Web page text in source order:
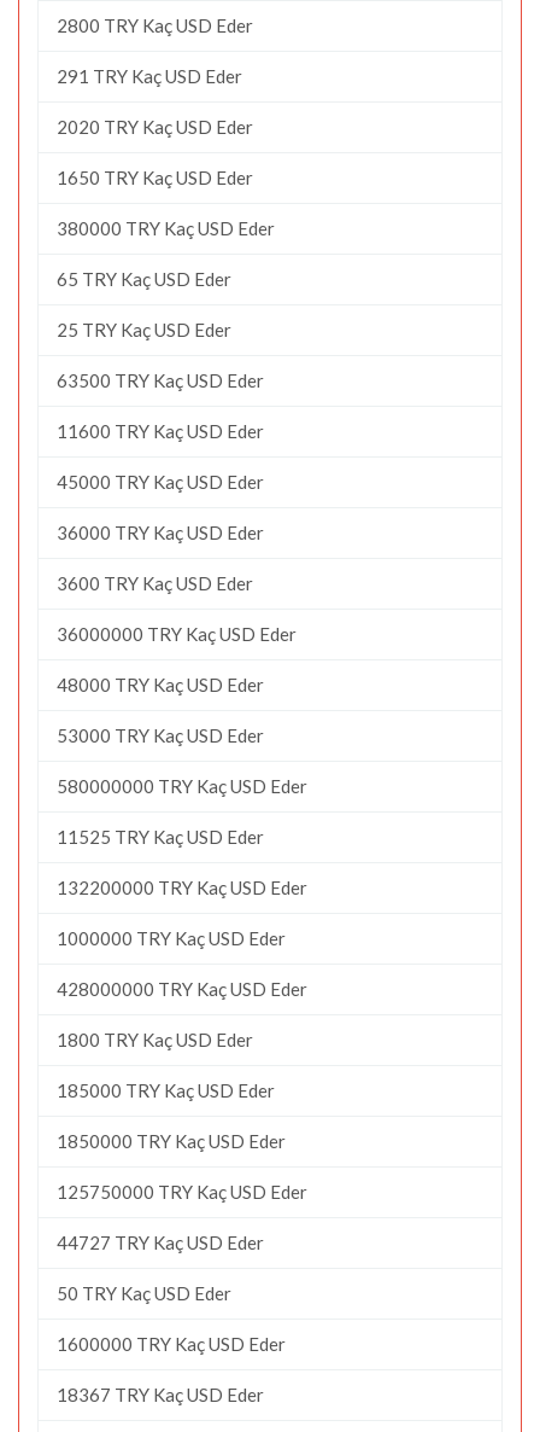
2800 TRY Kaç USD Eder
291 TRY Kaç USD Eder
2020 TRY Kaç USD Eder
1650 TRY Kaç USD Eder
380000 TRY Kaç USD Eder
65 TRY Kaç USD Eder
25 TRY Kaç USD Eder
63500 TRY Kaç USD Eder
11600 TRY Kaç USD Eder
45000 TRY Kaç USD Eder
36000 TRY Kaç USD Eder
3600 TRY Kaç USD Eder
36000000 TRY Kaç USD Eder
48000 TRY Kaç USD Eder
53000 TRY Kaç USD Eder
580000000 TRY Kaç USD Eder
11525 TRY Kaç USD Eder
132200000 TRY Kaç USD Eder
1000000 TRY Kaç USD Eder
428000000 TRY Kaç USD Eder
1800 TRY Kaç USD Eder
185000 TRY Kaç USD Eder
1850000 TRY Kaç USD Eder
125750000 TRY Kaç USD Eder
44727 TRY Kaç USD Eder
50 TRY Kaç USD Eder
1600000 TRY Kaç USD Eder
18367 TRY Kaç USD Eder